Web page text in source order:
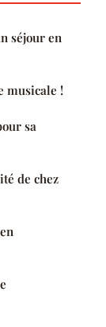
séjour en
musicale !
sa
de chez